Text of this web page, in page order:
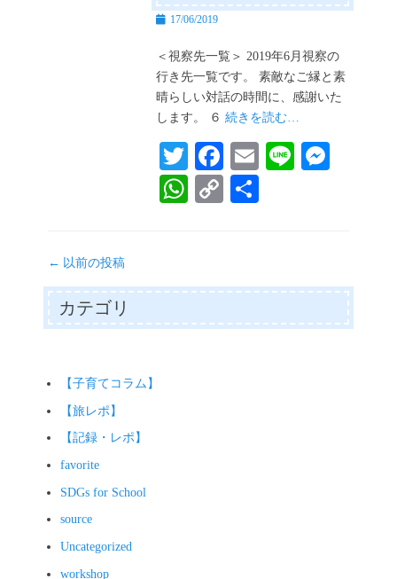
投
日
17/06/2019
＜視察先一覧＞ 2019年6月視察の
行き先一覧です。 素敵なご縁と素
晴らしい対話の時間に、感謝いた
します。 ６続きを読む…
T
wi
tte
Fa
ce
bo
E
Li
W
pp
C
nk
投
稿
ナ
ビ
シ
← 以前の投稿
カテゴリ
【子育てコラム】
【旅レポ】
【記録・レポ】
favorite
SDGs for School
source
Uncategorized
workshop